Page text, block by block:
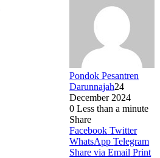
Pondok Pesantren
Darunnajah24
December 2024
0Less than a minute
Share
Facebook Twitter
WhatsApp Telegram
Share via Email Print